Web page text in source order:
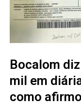
Bocalom
mil em
como